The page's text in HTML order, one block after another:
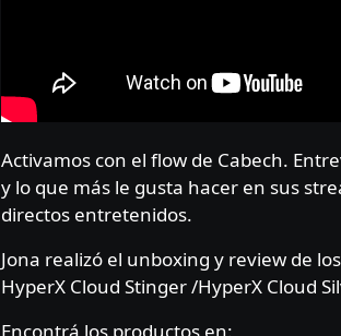
Activamos con el flow de Cabech. Entrevista exclusiva a Nano, quien nos cuenta de la @oxeyarmy
y lo que más le gusta hacer en sus
directos entretenidos.
Jona realizó el unboxing y review de
HyperX Cloud Stinger /HyperX Cloud